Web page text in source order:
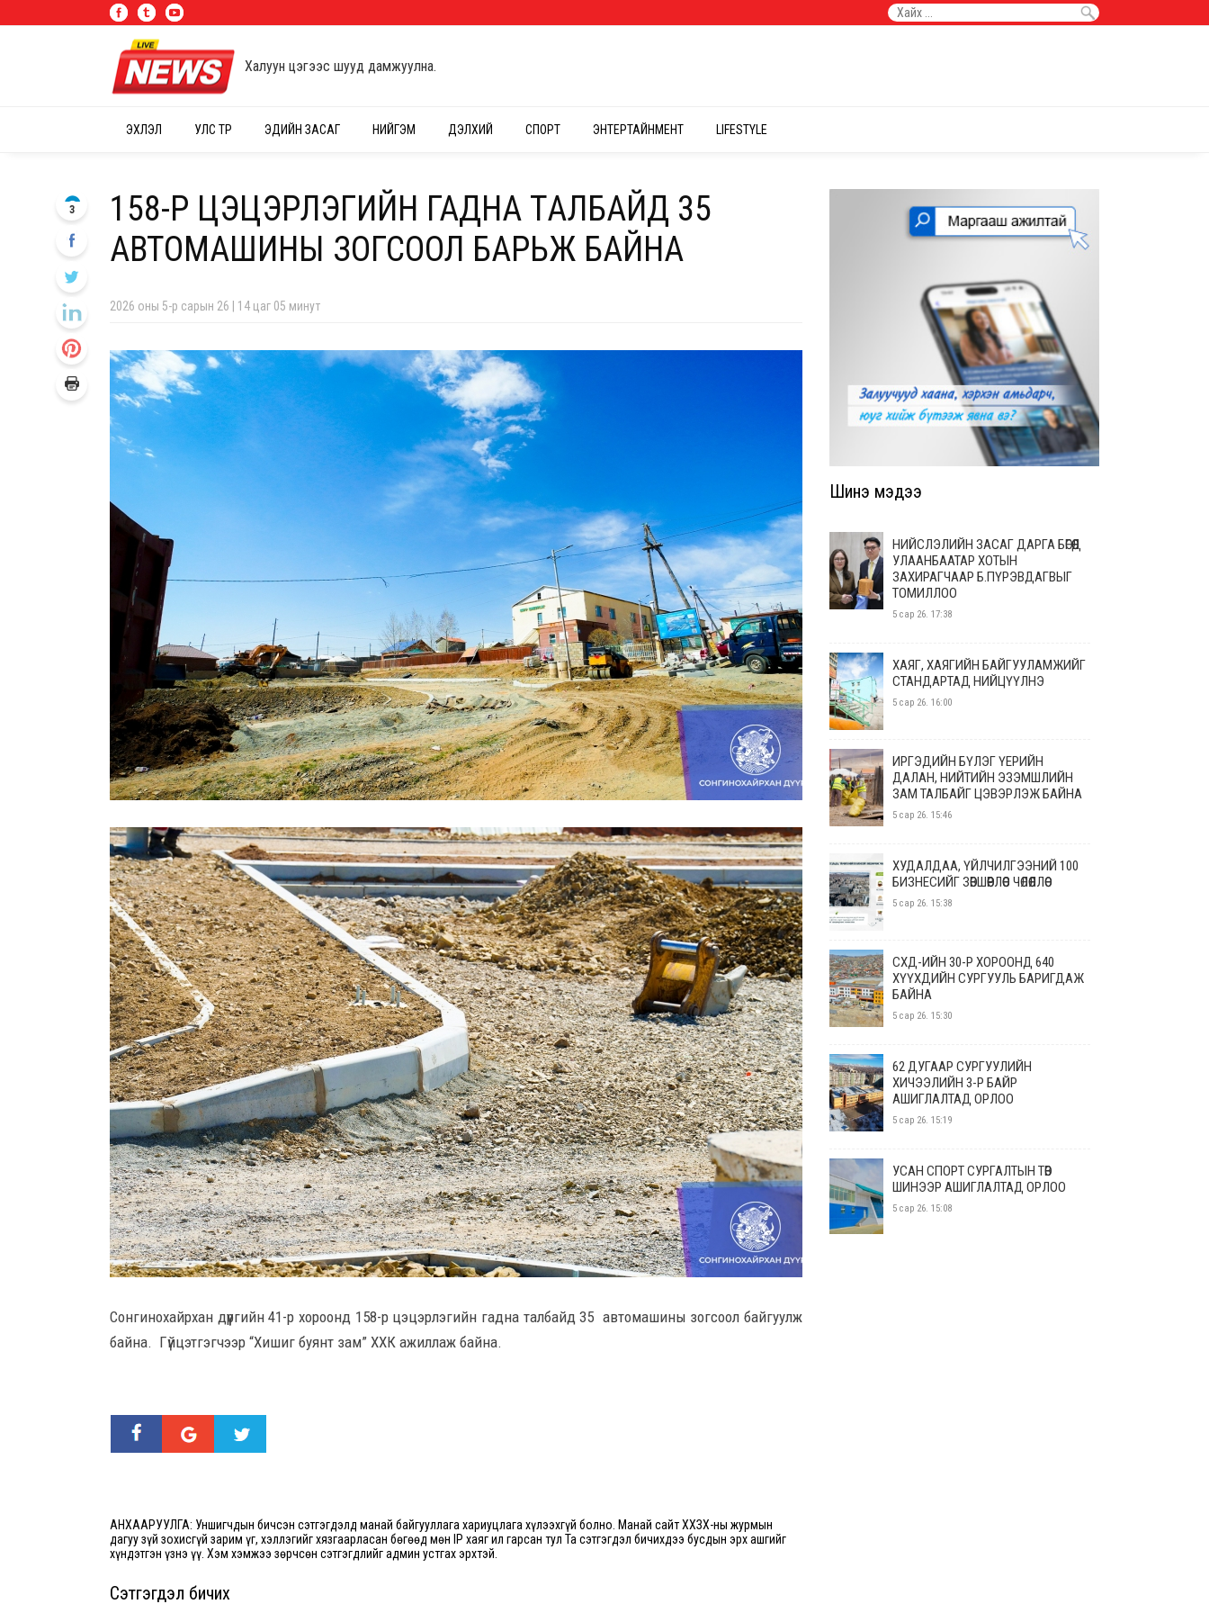
Халуун цэгээс шууд дамжуулна.
ЭХЛЭЛ УЛС ТӨР ЭДИЙН ЗАСАГ НИЙГЭМ ДЭЛХИЙ СПОРТ ЭНТЕРТАЙНМЕНТ LIFESTYLE
158-Р ЦЭЦЭРЛЭГИЙН ГАДНА ТАЛБАЙД 35
АВТОМАШИНЫ ЗОГСООЛ БАРЬЖ БАЙНА
2026 оны 5-р сарын 26 | 14 цаг 05 минут
3
Сонгинохайрхан дүүргийн 41-р хороонд 158-р цэцэрлэгийн гадна талбайд 35 автомашины зогсоол байгуулж
байна. Гүйцэтгэгчээр “Хишиг буянт зам” ХХК ажиллаж байна.
АНХААРУУЛГА: Уншигчдын бичсэн сэтгэгдэлд манай байгууллага хариуцлага хүлээхгүй болно. Манай сайт ХХЗХ-ны журмын
дагуу зүй зохисгүй зарим үг, хэллэгийг хязгаарласан бөгөөд мөн IP хаяг ил гарсан тул Та сэтгэгдэл бичихдээ бусдын эрх ашгийг
хүндэтгэн үзнэ үү. Хэм хэмжээ зөрчсөн сэтгэгдлийг админ устгах эрхтэй.
Сэтгэгдэл бичих
Шинэ мэдээ
НИЙСЛЭЛИЙН ЗАСАГ ДАРГА БӨГӨӨД
УЛААНБААТАР ХОТЫН
ЗАХИРАГЧААР Б.ПҮРЭВДАГВЫГ
ТОМИЛЛОО
5 сар 26. 17:38
ХАЯГ, ХАЯГИЙН БАЙГУУЛАМЖИЙГ
СТАНДАРТАД НИЙЦҮҮЛНЭ
5 сар 26. 16:00
ИРГЭДИЙН БҮЛЭГ ҮЕРИЙН
ДАЛАН, НИЙТИЙН ЭЗЭМШЛИЙН
ЗАМ ТАЛБАЙГ ЦЭВЭРЛЭЖ БАЙНА
5 сар 26. 15:46
ХУДАЛДАА, ҮЙЛЧИЛГЭЭНИЙ 100
БИЗНЕСИЙГ ЗӨВШӨӨРЛӨӨС ЧӨЛӨӨЛЛӨӨ
5 сар 26. 15:38
СХД-ИЙН 30-Р ХОРООНД 640
ХҮҮХДИЙН СУРГУУЛЬ БАРИГДАЖ
БАЙНА
5 сар 26. 15:30
62 ДУГААР СУРГУУЛИЙН
ХИЧЭЭЛИЙН 3-Р БАЙР
АШИГЛАЛТАД ОРЛОО
5 сар 26. 15:19
УСАН СПОРТ СУРГАЛТЫН ТӨВ
ШИНЭЭР АШИГЛАЛТАД ОРЛОО
5 сар 26. 15:08